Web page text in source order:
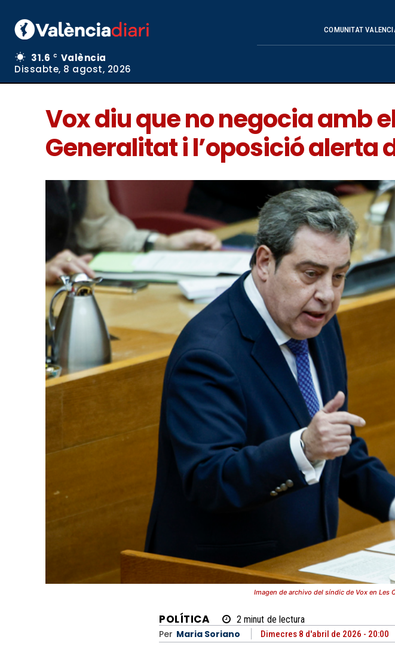
31.6 C
València
Dissabte, 8 agost, 2026
COMUNITAT
Vox diu que no negocia amb
Generalitat i l’oposició alerta
Imagen de archivo del síndic de Vox en Les
POLÍTICA 2 minut de lectura
Per Maria Soriano Dimecres 8 d'abril de 2026 - 20:00